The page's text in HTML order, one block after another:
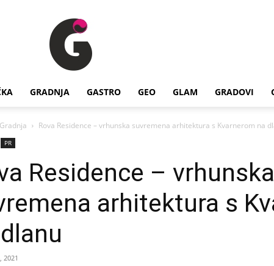
G
Točka
GRADNJA GASTRO GEO GLAM GRADOVI
Gradnja Rova Residence – vrhunska suvremena arhitektura s Kvarnerom na
PR
Residence – vrhunska
arhitektura s
2021